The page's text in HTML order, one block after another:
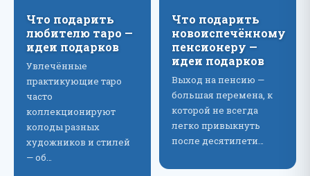
Что подарить
любителю таро —
идеи подарков
Увлечённые
практикующие таро
часто
коллекционируют
колоды разных
художников и стилей
— об…
Что подарить
новоиспечённому
пенсионеру —
идеи подарков
Выход на пенсию —
большая перемена, к
которой не всегда
легко привыкнуть
после десятилети…